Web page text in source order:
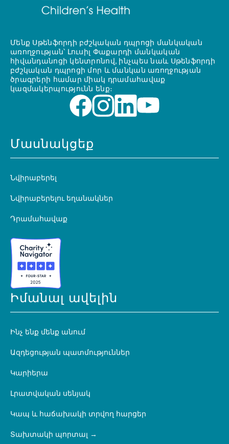
Մենք Սթենֆորդի բժշկական դպրոցի մանկական
առողջության՝ Լուսիլ Փաքարդի մանկական
հիվանդանոցի կենտրոնով, ինչպես նաև Սթենֆորդի
բժշկական դպրոցի մոր և մանկան առողջության
ծրագրերի համար միակ դրամահավաք
կազմակերպությունն ենք։
Մասնակցեք
Նվիրաբերել
Նվիրաբերելու եղանակներ
Դրամահավաք
Իմանալ ավելին
Ինչ ենք մենք անում
Ազդեցության պատմություններ
Կարիերա
Լրատվական սենյակ
Կապ և հաճախակի տրվող հարցեր
Տախտակի պորտալ